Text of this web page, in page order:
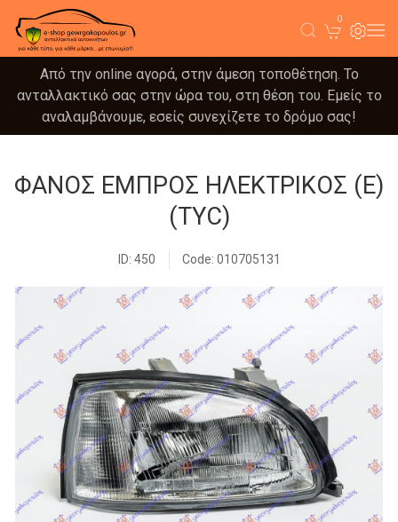
0
Από την online αγορά, στην άμεση τοποθέτηση. Το
ανταλλακτικό σας στην ώρα του, στη θέση του. Εμείς το
αναλαμβάνουμε, εσείς συνεχίζετε το δρόμο σας!
ΦΑΝΟΣ ΕΜΠΡΟΣ ΗΛΕΚΤΡΙΚΟΣ (Ε)
(TYC)
ID: 450 Code: 010705131